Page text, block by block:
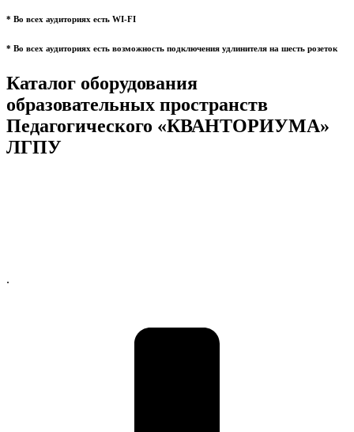
* Во всех аудиториях есть WI-FI
* Во всех аудиториях есть возможность подключения удлинителя на шесть розеток
Каталог оборудования
образовательных пространств
Педагогического «КВАНТОРИУМА»
ЛГПУ
.